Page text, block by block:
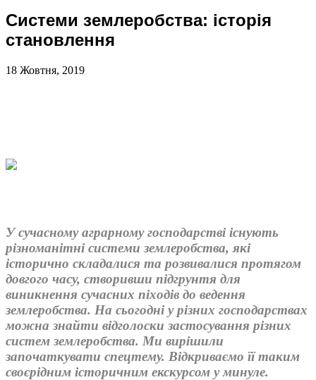
Системи землеробства: історія
становлення
18 Жовтня, 2019
У сучасному аграрному господарстві існують
різноманітні системи землеробства, які
історично складалися та розвивалися протягом
довгого часу, створивши підгрунтя для
виникнення сучасних піходів до ведення
землеробства. На сьогодні у різних господарствах
можна знайти відголоски застосування різних
систем землеробства. Ми вирішили
започаткувати спецтему. Відкриваємо її таким
своєрідним історичним екскурсом у минуле.